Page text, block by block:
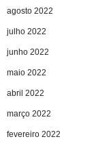
agosto 2022
julho 2022
junho 2022
maio 2022
abril 2022
março 2022
fevereiro 2022